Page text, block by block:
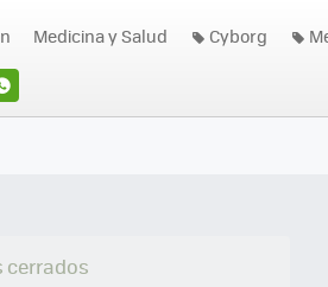
Medicina y Salud Cyborg
cerrados